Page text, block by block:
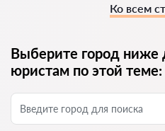
Ко всем
Выберите город ниже
юристам по этой теме: